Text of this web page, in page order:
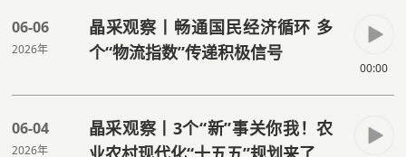
06-06
2026年
晶采观察丨畅通国民经济循环 多
个“物流指数”传递积极信号
00:00
06-04
2026年
晶采观察丨3个“新”事关你我！农